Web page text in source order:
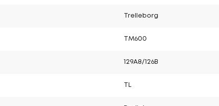
Trelleborg
TM600
129A8/126B